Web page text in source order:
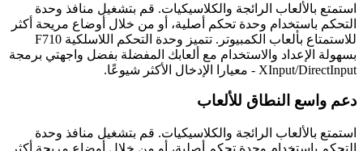
استمتع بالألعاب الرائجة والكلاسيكيات. قم بتشغيل منافذ وحدة
التحكم باستخدام وحدة تحكم أصلية، أو من خلال أوضاع مريحة أكثر
للاستمتاع بألعاب الكمبيوتر. تتميز وحدة التحكم اللاسلكية F710
بسهولة الإعداد والاستخدام مع ألعابك المفضلة بفضل واجهتي برمجة
XInput/DirectInput - معيارا الإدخال الأكثر شيوعًا.
دعم واسع النطاق للألعاب
استمتع بالألعاب الرائجة والكلاسيكيات. قم بتشغيل منافذ وحدة